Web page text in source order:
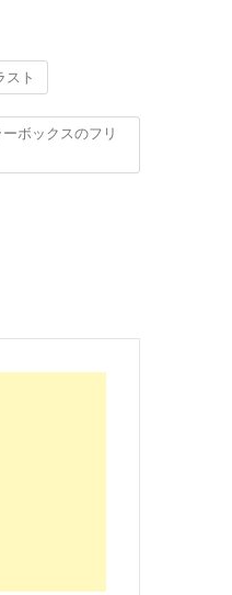
スト
ボックスのフリ